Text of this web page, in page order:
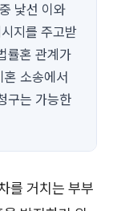
낯선 이와
지를 주고받
률혼 관계가
소송에서
구는 가능한
를 거치는 부부